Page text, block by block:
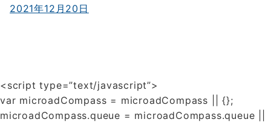
2021年12月20日
<script type=”text/javascript”>
var microadCompass = microadCompass || {};
microadCompass.queue = microadCompass.queue ||